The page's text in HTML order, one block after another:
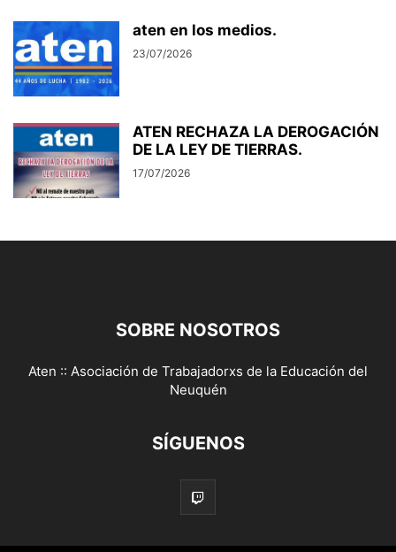
aten en los medios.
23/07/2026
ATEN RECHAZA LA DEROGACIÓN
DE LA LEY DE TIERRAS.
17/07/2026
SOBRE NOSOTROS
Aten :: Asociación de Trabajadorxs de la Educación del
Neuquén
SÍGUENOS